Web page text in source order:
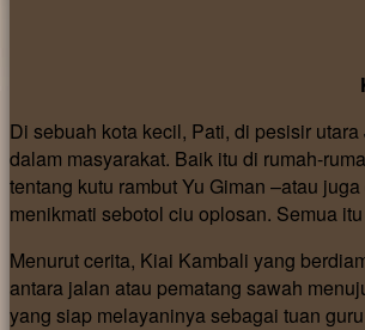
Di sebuah kota kecil, Pati, di pesisir
dalam masyarakat. Baik itu di rumah-
tentang kutu rambut Yu Giman –atau
menikmati sebotol ciu oplosan. Semua
Menurut cerita, Kiai Kambali yang
antara jalan atau pematang sawah
yang siap melayaninya sebagai tuan